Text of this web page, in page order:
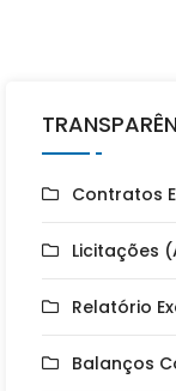
Contratos
Licitações
Relatório
Balanços